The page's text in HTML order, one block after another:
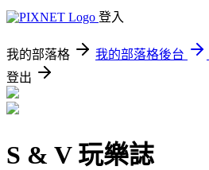
登入
我的部落格 我的部落格後台
登出
S & V 玩樂誌